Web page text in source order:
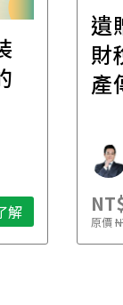
解
遺
財
產
原價